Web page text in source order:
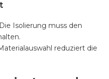
Isolierung muss den
reduziert die